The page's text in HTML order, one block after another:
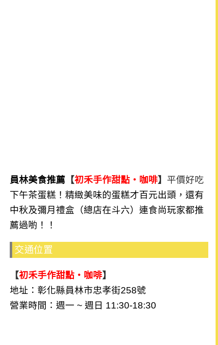
員林美食推薦 【初禾手作甜點‧咖啡】 平價好吃
下午茶蛋糕！精緻美味的蛋糕才百元出頭，還有
中秋及彌月禮盒（總店在斗六）連食尚玩家都推
薦過喲！！
交通位置
【初禾手作甜點‧咖啡】
地址：彰化縣員林市忠孝街258號
營業時間：週一 ~ 週日 11:30-18:30